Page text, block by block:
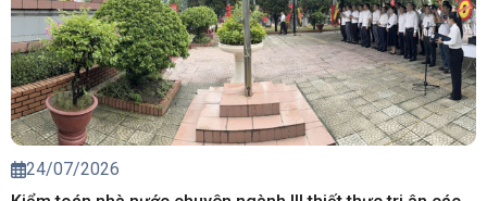
24/07/2026